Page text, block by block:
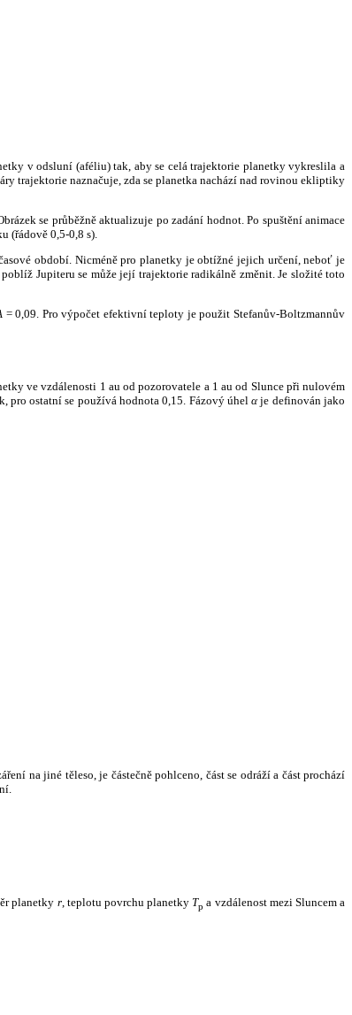
v odsluní (aféliu) tak, aby se celá trajektorie planetky vykreslila a
trajektorie naznačuje, zda se planetka nachází nad rovinou ekliptiky
se průběžně aktualizuje po zadání hodnot. Po spuštění animace
(řádově 0,5-0,8 s).
období. Nicméně pro planetky je obtížné jejich určení, neboť je
Jupiteru se může její trajektorie radikálně změnit. Je složité toto
= 0,09. Pro výpočet efektivní teploty je použit Stefanův-Boltzmannův
ve vzdálenosti 1 au od pozorovatele a 1 au od Slunce při nulovém
pro ostatní se používá hodnota 0,15. Fázový úhelα je definován jako
na jiné těleso, je částečně pohlceno, část se odráží a část prochází
planetky r, teplotu povrchu planetky Tp a vzdálenost mezi Sluncem a